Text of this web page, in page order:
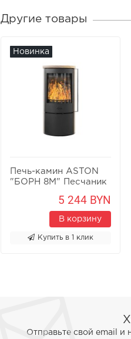
Другие товары
Новинка
Печь-камин ASTON
"БОРН 8М" Песчаник
5 244 BYN
В корзину
Купить в 1 клик
Отправьте свой email и